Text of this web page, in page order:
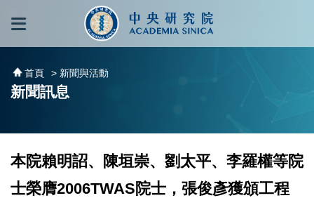
跳到主要內容區塊
首頁 > 新聞與活動
新聞訊息
本院賴明詔、陳垣崇、劉太平、李羅權等院
士榮膺2006TWAS院士，張俊彥獲頒工程